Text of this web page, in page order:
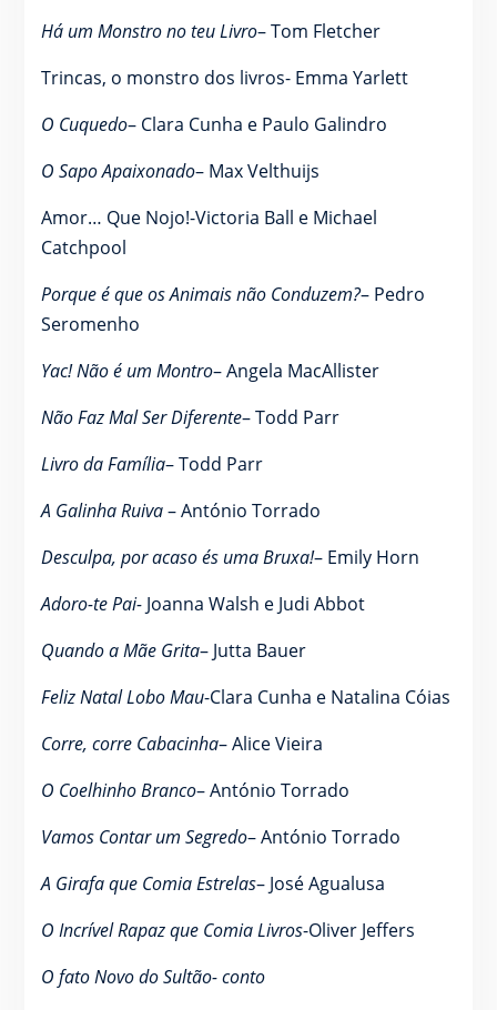
Há um Monstro no teu Livro– Tom Fletcher
Trincas, o monstro dos livros- Emma Yarlett
O Cuquedo– Clara Cunha e Paulo Galindro
O Sapo Apaixonado– Max Velthuijs
Amor… Que Nojo!-Victoria Ball e Michael
Catchpool
Porque é que os Animais não Conduzem?– Pedro
Seromenho
Yac! Não é um Montro– Angela MacAllister
Não Faz Mal Ser Diferente– Todd Parr
Livro da Família– Todd Parr
A Galinha Ruiva– António Torrado
Desculpa, por acaso és uma Bruxa!– Emily Horn
Adoro-te Pai-Joanna Walsh e Judi Abbot
Quando a Mãe Grita– Jutta Bauer
Feliz Natal Lobo Mau-Clara Cunha e Natalina Cóias
Corre, corre Cabacinha– Alice Vieira
O Coelhinho Branco– António Torrado
Vamos Contar um Segredo– António Torrado
A Girafa que Comia Estrelas– José Agualusa
O Incrível Rapaz que Comia Livros-Oliver Jeffers
O fato Novo do Sultão- conto